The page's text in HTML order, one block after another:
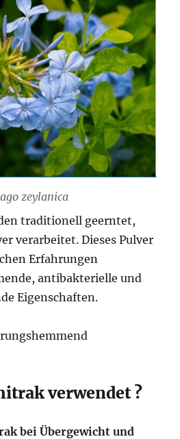
zeylanica
traditionell geerntet,
verarbeitet. Dieses Pulver
Erfahrungen
antibakterielle und
Eigenschaften.
verwendet ?
bei Übergewicht und